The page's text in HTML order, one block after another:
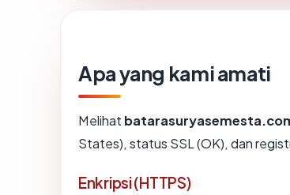
Apa yang kami amati
Melihat
States), status SSL (OK), dan
Enkripsi (HTTPS)